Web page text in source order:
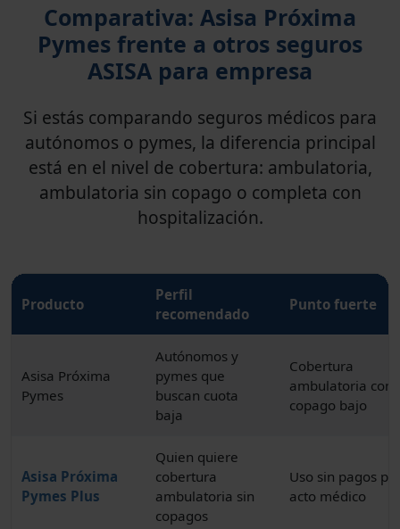
Comparativa: Asisa Próxima
Pymes frente a otros seguros
ASISA para empresa
Si estás comparando seguros médicos para
autónomos o pymes, la diferencia principal
está en el nivel de cobertura: ambulatoria,
ambulatoria sin copago o completa con
hospitalización.
Producto
Perfil
recomendado
Punto fuerte
Asisa Próxima
Pymes
Autónomos y
pymes que
buscan cuota
baja
Cobertura
ambulatoria con
copago bajo
Asisa Próxima
Pymes Plus
Quien quiere
cobertura
ambulatoria sin
copagos
Uso sin pagos
acto médico